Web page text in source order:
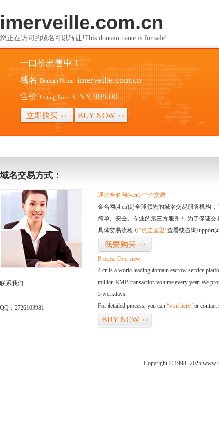
imerveille.com.cn
您正在访问的域名可以转让!This domain name is for sale!
一口价出售中！
域名 Domain Name: imerveille.com.cn
售价 Listing Price: CNY 999.00
立即购买 >> BUY NOW >>
域名交易方式：
联系我们
QQ：2726103981
通过金名网(4.cn) 中介交易
金名网(4.cn)是全球领先的域名交易服务机构
简单、安全、专业的第三方服务！ 为了保证
具体交易流程可“点击这里”查看或咨询
我要购买 >>
Process Overview:
4.cn is a world leading domain escrow service
million RMB transaction volume every year. We
5 workdays.
For detailed process, you can “visit here” or contact
BUY NOW >>
Copyright © 1998 -2025